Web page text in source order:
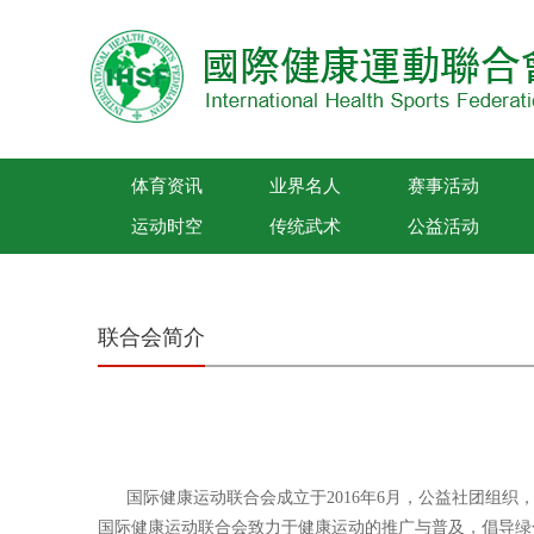
体育资讯 业界名人 赛事活动
运动时空 传统武术 公益活动
联合会简介
国际健康运动联合会成立于2016年6月，公益社团组织
国际健康运动联合会致力于健康运动的推广与普及，倡导